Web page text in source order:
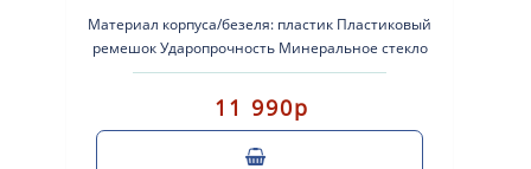
Материал корпуса/безеля: пластик Пластиковый
ремешок Ударопрочность Минеральное стекло
Водонепроницаемос..
11 990р